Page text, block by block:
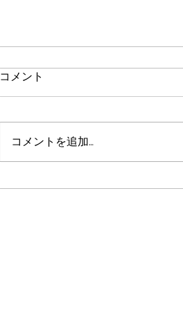
２０２５年５月
最近はSNSを利用する事がほとん
更新から２年以上経過していま
す。 この２年の間に若いスタッ
コメント
コメントを追加…